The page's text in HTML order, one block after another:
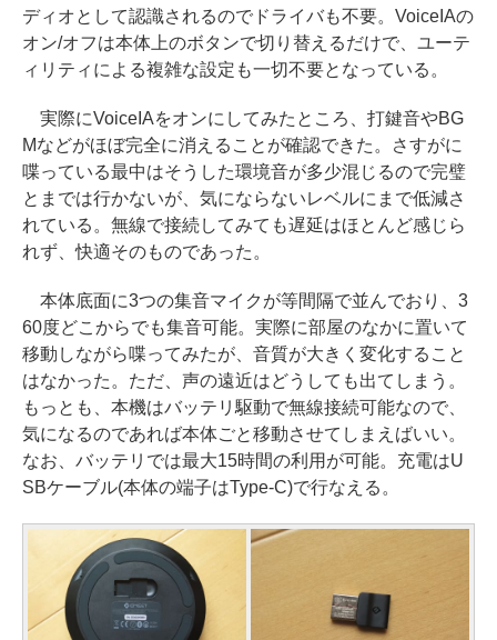
ディオとして認識されるのでドライバも不要。VoiceIAの
オン/オフは本体上のボタンで切り替えるだけで、ユーテ
ィリティによる複雑な設定も一切不要となっている。
実際にVoiceIAをオンにしてみたところ、打鍵音やBG
Mなどがほぼ完全に消えることが確認できた。さすがに
喋っている最中はそうした環境音が多少混じるので完璧
とまでは行かないが、気にならないレベルにまで低減さ
れている。無線で接続してみても遅延はほとんど感じら
れず、快適そのものであった。
本体底面に3つの集音マイクが等間隔で並んでおり、3
60度どこからでも集音可能。実際に部屋のなかに置いて
移動しながら喋ってみたが、音質が大きく変化すること
はなかった。ただ、声の遠近はどうしても出てしまう。
もっとも、本機はバッテリ駆動で無線接続可能なので、
気になるのであれば本体ごと移動させてしまえばいい。
なお、バッテリでは最大15時間の利用が可能。充電はU
SBケーブル(本体の端子はType-C)で行なえる。